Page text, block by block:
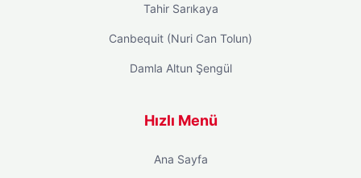
Tahir Sarıkaya
Canbequit (Nuri Can Tolun)
Damla Altun Şengül
Hızlı Menü
Ana Sayfa